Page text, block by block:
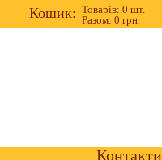
Кошик: Товарів: 0 шт.
Разом: 0 грн.
Контакти